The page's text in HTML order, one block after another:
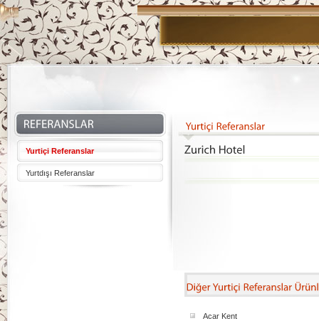
Yurtiçi Referanslar
Yurtdışı Referanslar
Acar Kent